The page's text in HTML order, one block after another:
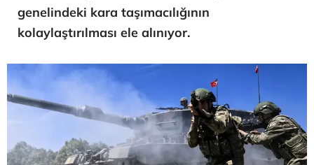
genelindeki kara taşımacılığının
kolaylaştırılması ele alınıyor.